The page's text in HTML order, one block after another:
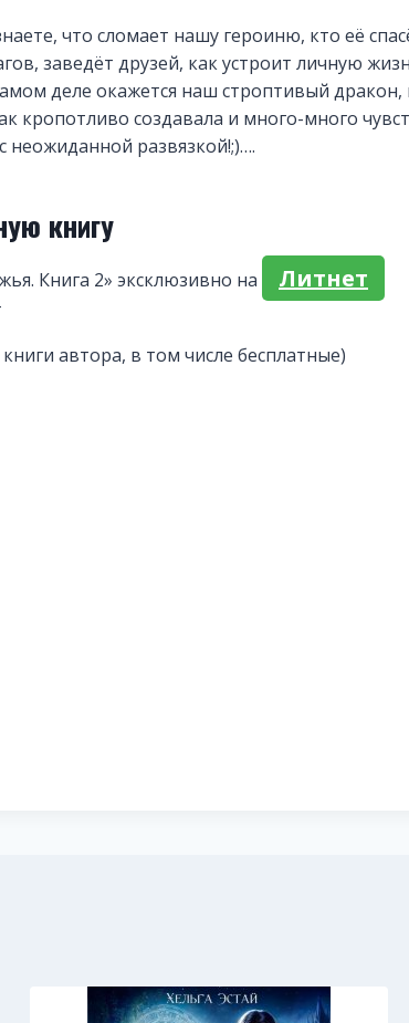
что сломает нашу героиню, кто её
заведёт друзей, как устроит личную
деле окажется наш строптивый
кропотливо создавала и много-много
неожиданной развязкой!;)….
книгу
Книга 2» эксклюзивно на Литнет
автора, в том числе бесплатные)